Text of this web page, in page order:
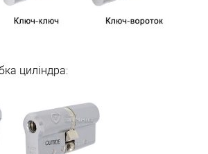
циліндра: